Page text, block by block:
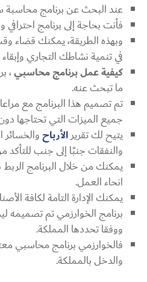
عند البحث عن برنامج محاسبة
فأنت بحاجة إلى برنامج
وبهذه الطريقة، يمكنك قضاء
في تنمية نشاطك التجاري
كيفية عمل برنامج محاسبي،
ما تبحث عنه.
تم تصميم هذا البرنامج مع
جميع الميزات التي تحتاجها
يتيح لك تقريرالأرباح
والنفقات جنبًا إلى جنب
يمكنك من خلال البرنامج الربط
انحاء العمل.
يمكنك الإدارة التامة لكافة
برنامج الخوارزمي تم تصميمه
ووفقا تحددها المملكة.
فالخوارزمي برنامج محاسبي
والدخل بالمملكة.